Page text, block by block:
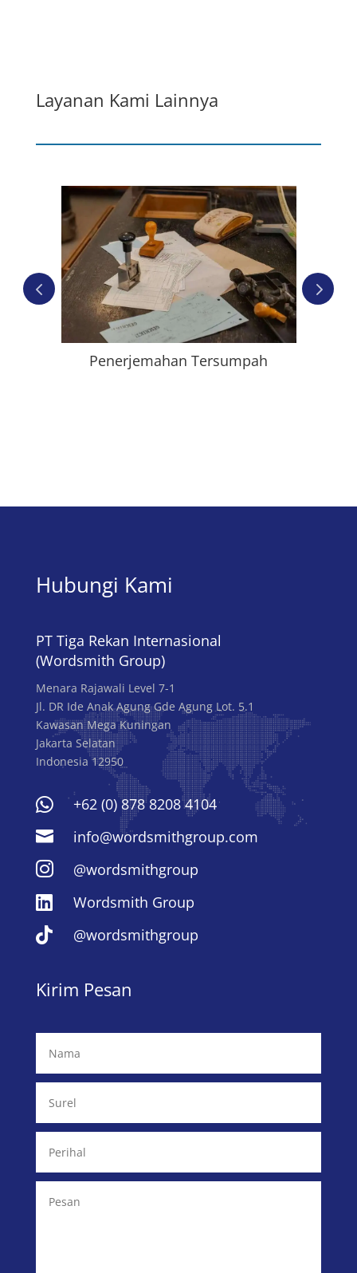
Layanan Kami Lainnya
Penerjemahan Tersumpah
Hubungi Kami
PT Tiga Rekan Internasional
(Wordsmith Group)
Menara Rajawali Level 7-1
Jl. DR Ide Anak Agung Gde Agung Lot. 5.1
Kawasan Mega Kuningan
Jakarta Selatan
Indonesia 12950
 +62 (0) 878 8208 4104
 info@wordsmithgroup.com

@wordsmithgroup

Wordsmith Group

@wordsmithgroup
Kirim Pesan